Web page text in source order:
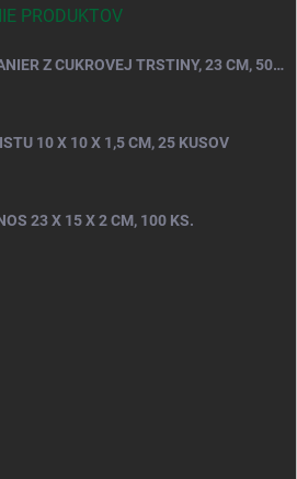
PRODUKTOV
KRUHOVÝ DVOJDIELNY TANIER Z CUKROVEJ TRSTINY, 23 CM, 50 KS.
10 X 10 X 1,5 CM, 25 KUSOV
23 X 15 X 2 CM, 100 KS.